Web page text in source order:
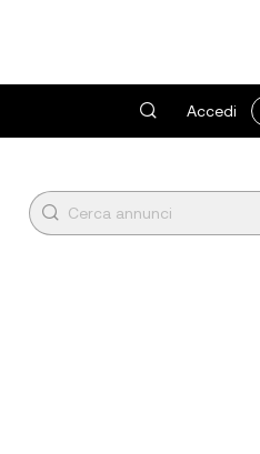
Accedi